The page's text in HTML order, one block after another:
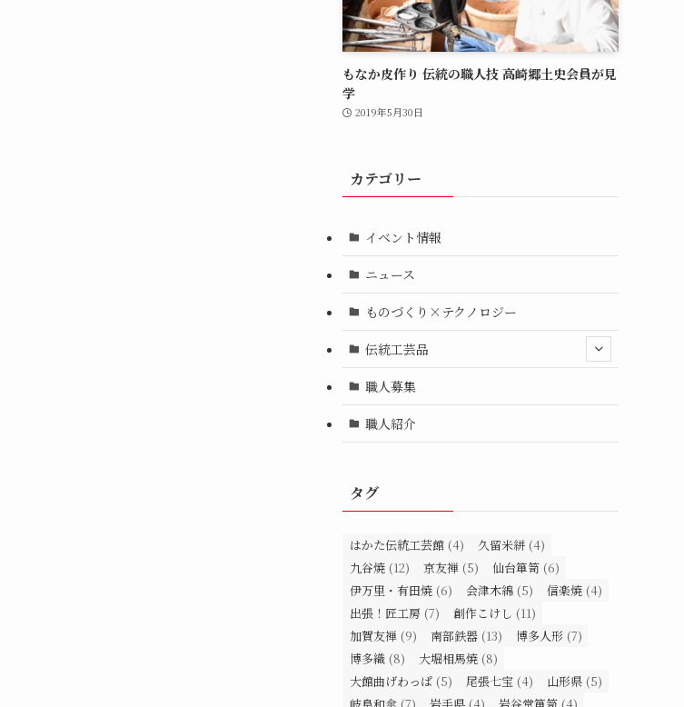
もなか皮作り 伝統の職人技 高崎郷土史会員が見
学
2019年5月30日
カテゴリー
イベント情報
ニュース
ものづくり×テクノロジー
伝統工芸品
職人募集
職人紹介
タグ
はかた伝統工芸館 (4) 久留米絣 (4)
九谷焼 (12) 京友禅 (5) 仙台箪笥 (6)
伊万里・有田焼 (6) 会津木綿 (5) 信楽焼 (4)
出張！匠工房 (7) 創作こけし (11)
加賀友禅 (9) 南部鉄器 (13) 博多人形 (7)
博多織 (8) 大堀相馬焼 (8)
大館曲げわっぱ (5) 尾張七宝 (4) 山形県 (5)